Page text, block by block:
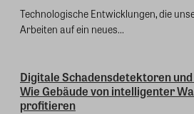
Technologische Entwicklungen, die
Arbeiten auf ein neues...
Digitale Schadensdetektoren
Wie Gebäude von intelligenter
profitieren